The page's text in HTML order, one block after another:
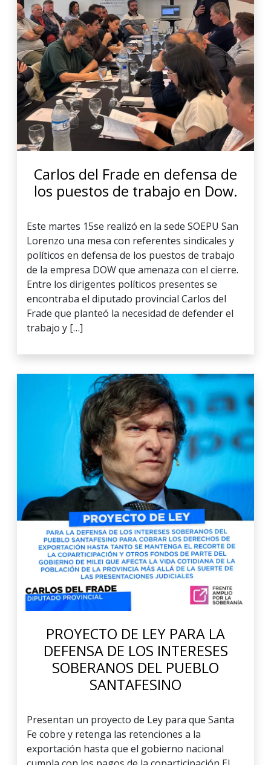
Carlos del Frade en defensa de
los puestos de trabajo en Dow.
Este martes 15se realizó en la sede SOEPU San
Lorenzo una mesa con referentes sindicales y
políticos en defensa de los puestos de trabajo
de la empresa DOW que amenaza con el cierre.
Entre los dirigentes políticos presentes se
encontraba el diputado provincial Carlos del
Frade que planteó la necesidad de defender el
trabajo y […]
PROYECTO DE LEY PARA LA
DEFENSA DE LOS INTERESES
SOBERANOS DEL PUEBLO
SANTAFESINO
Presentan un proyecto de Ley para que Santa
Fe cobre y retenga las retenciones a la
exportación hasta que el gobierno nacional